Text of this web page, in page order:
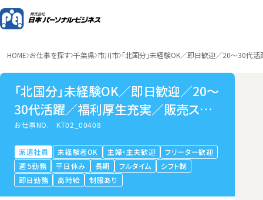
HOME お仕事を探す 千葉県 市川市 「北国分」未経験OK／即日歓迎／20～30代
「北国分」未経験OK／即日歓迎／20～
30代活躍／福利厚生充実／販売スタッ
フ
お仕事NO.KT02_00408
派遣社員 未経験者OK 主婦・主夫歓迎
フリーター歓迎
週５勤務
平日休み 長期 フルタイム
シフト制
即日勤務
高時給 制服あり